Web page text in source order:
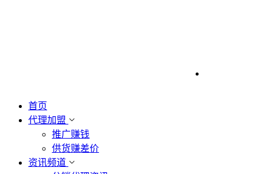
首页
代理加盟
推广赚钱
供货赚差价
资讯频道